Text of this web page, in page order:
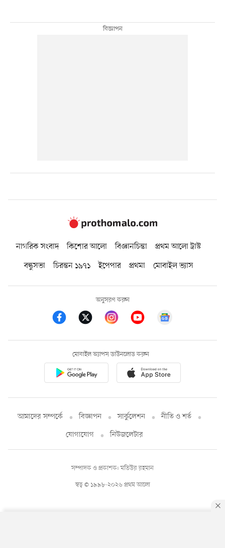
নাগরিক সংবাদ কিশোর আলো বিজ্ঞানচিন্তা
প্রথম আলো ট্রাস্ট
বন্ধুসভা
চিরন্তন ১৯৭১ ইপেপার প্রথমা মোবাইল ভ্যাস
অনুসরণ করুন
মোবাইল অ্যাপস ডাউনলোড করুন
আমাদের সম্পর্কে বিজ্ঞাপন সার্কুলেশন
নীতি ও শর্ত
যোগাযোগ
নিউজলেটার
স্বত্ব © ১৯৯৮-২০২৬ প্রথম আলো
সম্পাদক ও প্রকাশক: মতিউর রহমান